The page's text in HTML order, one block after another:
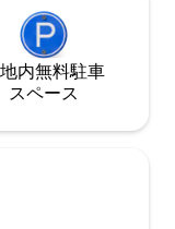
内無料駐⁠車
ス⁠ペ⁠ー⁠ス